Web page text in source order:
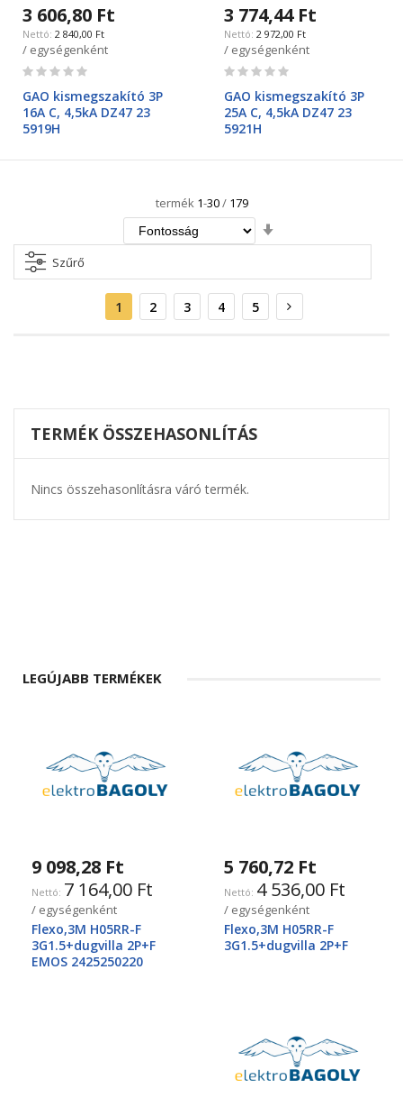
3 606,80 Ft
2 840,00 Ft
/ egységenként
Rating:
GAO kismegszakító 3P
16A C, 4,5kA DZ47 23
5919H
3 774,44 Ft
2 972,00 Ft
/ egységenként
Rating:
GAO kismegszakító 3P
25A C, 4,5kA DZ47 23
5921H
termék 1-30/ 179
irány
Szűrő
Oldal
Aktuális
oldal
1 Oldal
2 Oldal
3 Oldal
4 Oldal
5 Oldal
Következő
TERMÉK ÖSSZEHASONLÍTÁS
Nincs összehasonlításra váró termék.
LEGÚJABB TERMÉKEK
9 098,28 Ft
7 164,00 Ft
/ egységenként
Flexo,3M H05RR-F
3G1.5+dugvilla 2P+F
EMOS 2425250220
5 760,72 Ft
4 536,00 Ft
/ egységenként
Flexo,3M H05RR-F
3G1.5+dugvilla 2P+F